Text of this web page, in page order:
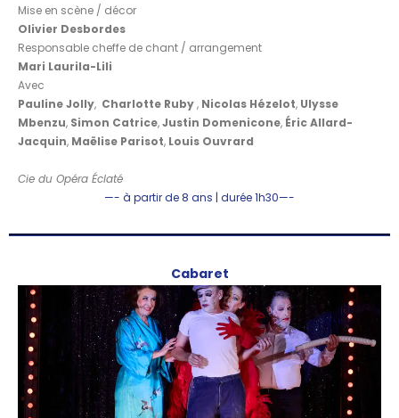
Mise en scène / décor
Olivier Desbordes
Responsable cheffe de chant / arrangement
Mari Laurila-Lili
Avec
Pauline Jolly, Charlotte Ruby, Nicolas Hézelot, Ulysse
Mbenzu, Simon Catrice,Justin Domenicone, Éric Allard-
Jacquin, Maëlise Parisot, Louis Ouvrard
Cie du Opéra Éclaté
—- à partir de 8 ans | durée 1h30—-
Cabaret